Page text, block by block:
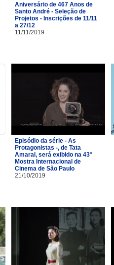
Aniversário de 467 Anos de
Santo André - Seleção de
Projetos - Inscrições de 11/11
a 27/12
11/11/2019
Episódio da série - As
Protagonistas -, de Tata
Amaral, será exibido na 43°
Mostra Internacional de
Cinema de São Paulo
21/10/2019